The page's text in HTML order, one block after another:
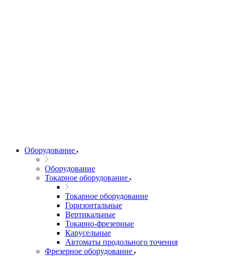
Оборудование
Оборудование
Токарное оборудование
Токарное оборудование
Горизонтальные
Вертикальные
Токарно-фрезерные
Карусельные
Автоматы продольного точения
Фрезерное оборудование